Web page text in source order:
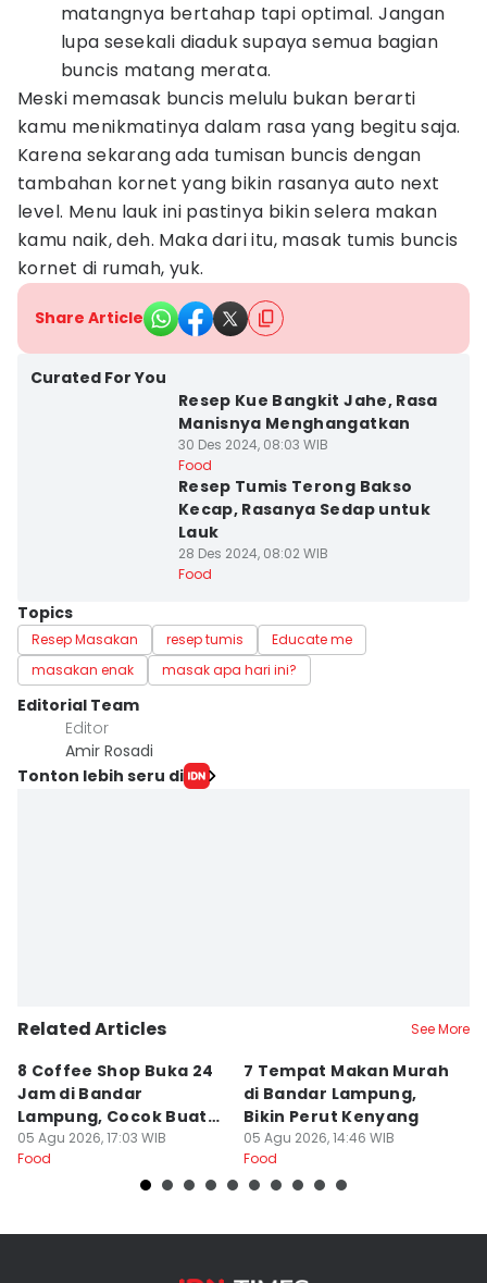
matangnya bertahap tapi optimal. Jangan
lupa sesekali diaduk supaya semua bagian
buncis matang merata.
Meski memasak buncis melulu bukan berarti
kamu menikmatinya dalam rasa yang begitu saja.
Karena sekarang ada tumisan buncis dengan
tambahan kornet yang bikin rasanya auto next
level. Menu lauk ini pastinya bikin selera makan
kamu naik, deh. Maka dari itu, masak tumis buncis
kornet di rumah, yuk.
Share Article
Curated For You
Resep Kue Bangkit Jahe, Rasa
Manisnya Menghangatkan
30 Des 2024, 08:03 WIB
Food
Resep Tumis Terong Bakso
Kecap, Rasanya Sedap untuk
Lauk
28 Des 2024, 08:02 WIB
Food
Topics
Resep Masakan resep tumis
Educate me
masakan enak
masak apa hari ini?
Editorial Team
Editor
Amir Rosadi
Tonton lebih seru di
Related Articles See More
8 Coffee Shop Buka 24
Jam di Bandar
Lampung, Cocok Buat
Begadang
05 Agu 2026, 17:03 WIB
Food
7 Tempat Makan Murah
di Bandar Lampung,
Bikin Perut Kenyang
05 Agu 2026, 14:46 WIB
Food